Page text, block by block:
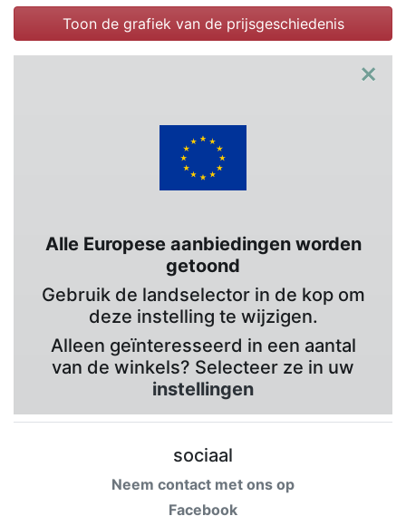
Toon de grafiek van de prijsgeschiedenis
×
Alle Europese aanbiedingen worden
getoond
Gebruik de landselector in de kop om
deze instelling te wijzigen.
Alleen geïnteresseerd in een aantal
van de winkels? Selecteer ze in uw
instellingen
sociaal
Neem contact met ons op
Facebook